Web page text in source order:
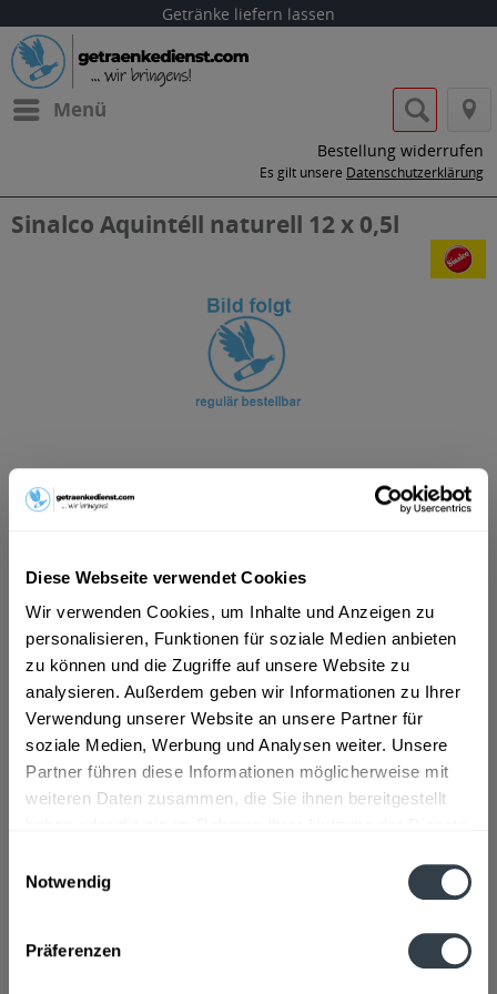
Diese Webseite verwendet Cookies
Wir verwenden Cookies, um Inhalte und Anzeigen zu
personalisieren, Funktionen für soziale Medien anbieten
zu können und die Zugriffe auf unsere Website zu
analysieren. Außerdem geben wir Informationen zu Ihrer
Verwendung unserer Website an unsere Partner für
soziale Medien, Werbung und Analysen weiter. Unsere
Partner führen diese Informationen möglicherweise mit
weiteren Daten zusammen, die Sie ihnen bereitgestellt
Notwendig
Präferenzen
Getränke liefern lassen
Menü
Bestellung widerrufen
Es gilt unsere Datenschutzerklärung
Sinalco Aquintéll naturell 12 x 0,5l
Inhalt:6 Liter (1,07 € * / 1 Liter)
inkl. MwSt.
ggf. zzgl. Erschwerniszuschlag
Vorrätig
MEHRWEG
+3,93 € Pfand
In denWarenkorb
Artikel-Nr.:
33280
Beschreibung